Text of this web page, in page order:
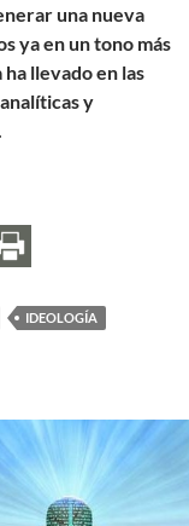
una nueva
ya en un tono más
llevado en las
y
ideológico
IDEOLOGÍA